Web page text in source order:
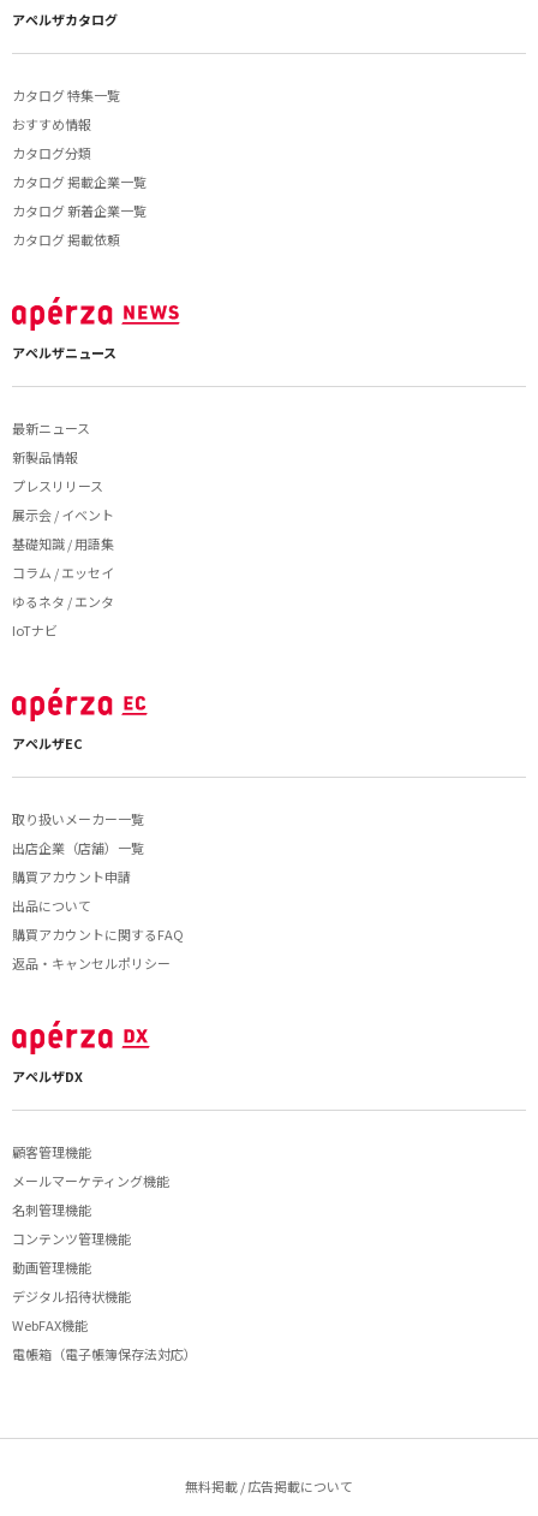
アペルザカタログ
カタログ 特集一覧
おすすめ情報
カタログ分類
カタログ 掲載企業一覧
カタログ 新着企業一覧
カタログ 掲載依頼
アペルザニュース
最新ニュース
新製品情報
プレスリリース
展示会 / イベント
基礎知識 / 用語集
コラム / エッセイ
ゆるネタ / エンタ
IoTナビ
アペルザEC
取り扱いメーカー一覧
出店企業（店舗）一覧
購買アカウント申請
出品について
購買アカウントに関するFAQ
返品・キャンセルポリシー
アペルザDX
顧客管理機能
メールマーケティング機能
名刺管理機能
コンテンツ管理機能
動画管理機能
デジタル招待状機能
WebFAX機能
電帳箱（電子帳簿保存法対応）
無料掲載 / 広告掲載について